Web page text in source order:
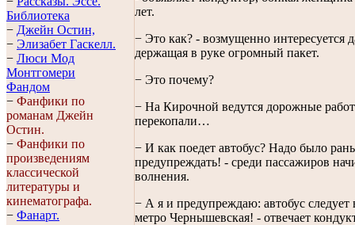
Библиотека
− Джейн Остин,
− Элизабет Гaскелл.
− Люси Мод
Монтгомери
Фандом
− Фанфики по
романам Джейн
Остин.
− Фанфики по
произведениям
классической
литературы и
кинематографа.
− Фанарт.
лет.
− Это как? - возмущенно интересуется
держащая в руке огромный пакет.
− Это почему?
− На Кирочной ведутся дорожные
перекопали…
− И как поедет автобус? Надо было
предупреждать! - среди пассажиров
волнения.
− А я и предупреждаю: автобус следует
метро Чернышевская! - отвечает